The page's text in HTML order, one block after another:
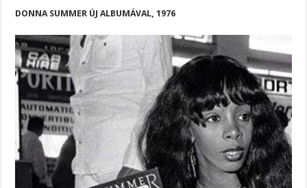
DONNA SUMMER ÚJ ALBUMÁVAL, 1976